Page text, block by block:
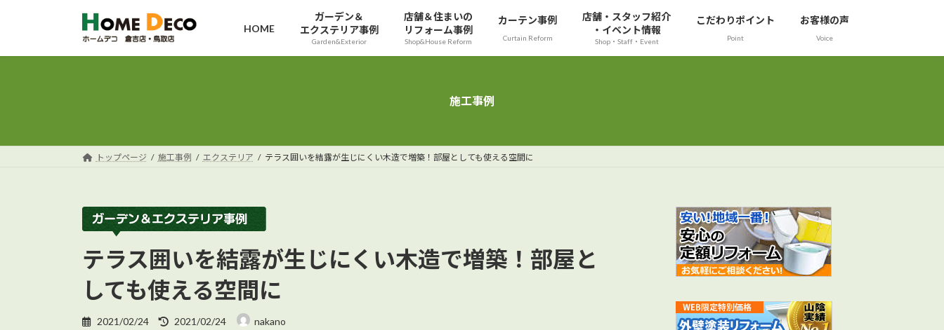
ン
ッ
ー
移
HOME
ガーデン＆
エクステリア事例
Garden&Exterior
店舗＆住まいの
リフォーム事例
Shop&House Reform
カーテン事例
Curtain Reform
店舗・スタッフ紹介
・イベント情報
Shop・Staff・Event
こだわりポイント
Point
お客様の声
Voice
施工事例
トップページ 施工事例 エクステリア テラス囲いを結露が生じにくい木造で増築！部屋としても使える空間に
テラス囲いを結露が生じにくい木造で増築！部屋と
しても使える空間に
2021/02/24
最
2021/02/24 nakano